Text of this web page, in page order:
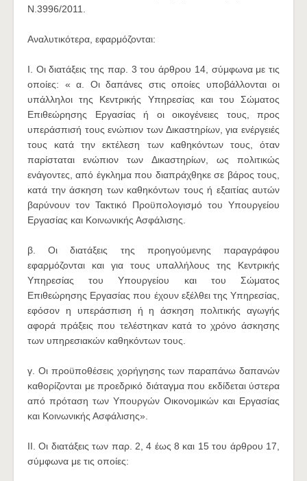
Ν.3996/2011.
Αναλυτικότερα, εφαρμόζονται:
Ι. Οι διατάξεις της παρ. 3 του άρθρου 14, σύμφωνα με τις
οποίες: « α. Οι δαπάνες στις οποίες υποβάλλονται οι
υπάλληλοι της Κεντρικής Υπηρεσίας και του Σώματος
Επιθεώρησης Εργασίας ή οι οικογένειες τους, προς
υπεράσπισή τους ενώπιον των Δικαστηρίων, για ενέργειές
τους κατά την εκτέλεση των καθηκόντων τους, όταν
παρίσταται ενώπιον των Δικαστηρίων, ως πολιτικώς
ενάγοντες, από έγκλημα που διαπράχθηκε σε βάρος τους,
κατά την άσκηση των καθηκόντων τους ή εξαιτίας αυτών
βαρύνουν τον Τακτικό Προϋπολογισμό του Υπουργείου
Εργασίας και Κοινωνικής Ασφάλισης.
β. Οι διατάξεις της προηγούμενης παραγράφου
εφαρμόζονται και για τους υπαλλήλους της Κεντρικής
Υπηρεσίας του Υπουργείου και του Σώματος
Επιθεώρησης Εργασίας που έχουν εξέλθει της Υπηρεσίας,
εφόσον η υπεράσπιση ή η άσκηση πολιτικής αγωγής
αφορά πράξεις που τελέστηκαν κατά το χρόνο άσκησης
των υπηρεσιακών καθηκόντων τους.
γ. Οι προϋποθέσεις χορήγησης των παραπάνω δαπανών
καθορίζονται με προεδρικό διάταγμα που εκδίδεται ύστερα
από πρόταση των Υπουργών Οικονομικών και Εργασίας
και Κοινωνικής Ασφάλισης».
ΙΙ. Οι διατάξεις των παρ. 2, 4 έως 8 και 15 του άρθρου 17,
σύμφωνα με τις οποίες: